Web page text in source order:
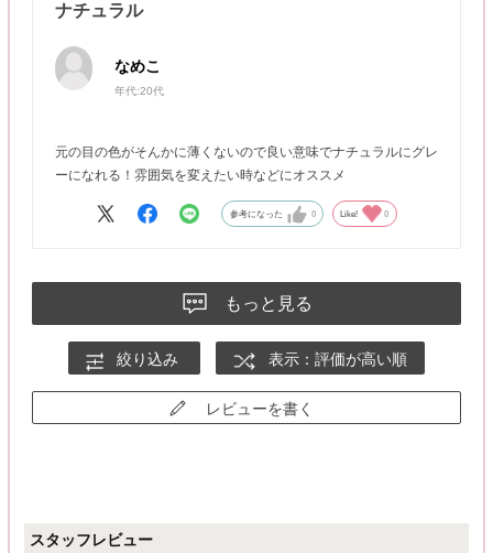
ナチュラル
なめこ
年代:20代
元の目の色がそんかに薄くないので良い意味でナチュラルにグレ
ーになれる！雰囲気を変えたい時などにオススメ
参考になった 0 Like! 0
もっと見る
絞り込み 表示：評価が高い順
レビューを書く
スタッフレビュー